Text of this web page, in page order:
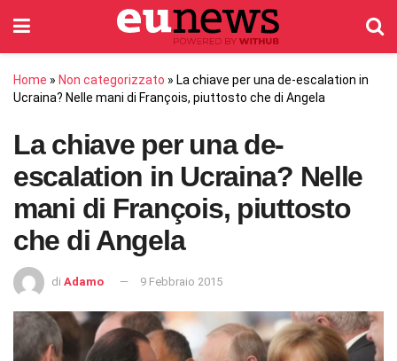
Home » Non categorizzato » La chiave per una de-escalation in
Ucraina? Nelle mani di François, piuttosto che di Angela
La chiave per una de-
escalation in Ucraina? Nelle
mani di François, piuttosto
che di Angela
di Adamo 9 Febbraio 2015